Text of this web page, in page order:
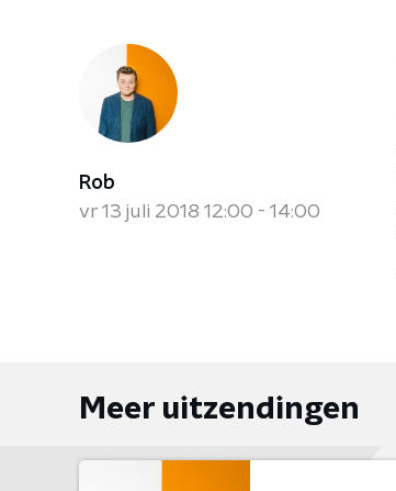
Rob
vr 13 juli 2018 12:00 - 14:00
Meer uitzendingen